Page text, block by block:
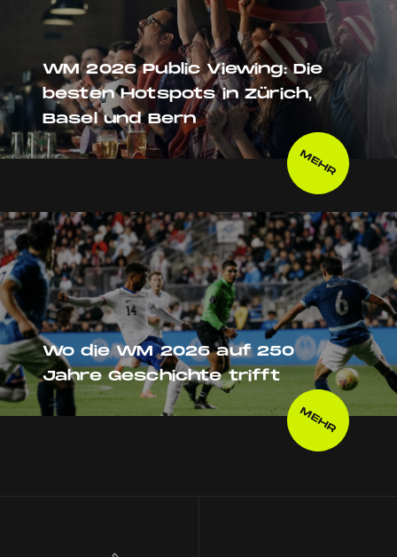
WM 2026 Public Viewing: Die
besten Hotspots in Zürich,
Basel und Bern
MEHR
Wo die WM 2026 auf 250
Jahre Geschichte trifft
MEHR